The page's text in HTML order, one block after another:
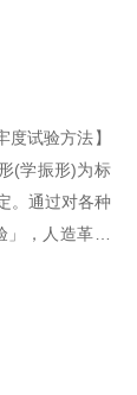
试验方法】
(学振形)为标
。通过对各种
，人造革的